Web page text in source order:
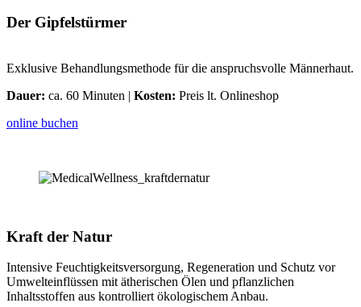
Der Gipfelstürmer
Exklusive Behandlungsmethode für die ­anspruchsvolle Männerhaut.
Dauer: ca. 60 Minuten | Kosten: Preis lt. Onlineshop
online buchen
Kraft der Natur
Intensive Feuchtigkeitsversorgung, Regeneration und Schutz vor
Umwelteinflüssen mit ätherischen Ölen und pflanzlichen
Inhaltsstoffen aus kontrolliert ökologischem Anbau.